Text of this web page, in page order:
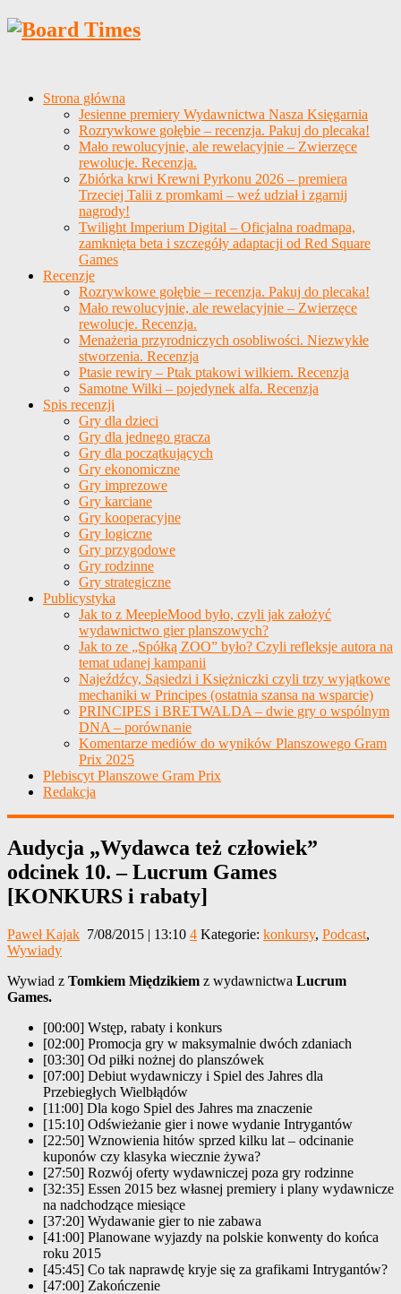
Strona główna
Jesienne premiery Wydawnictwa Nasza Księgarnia
Rozrywkowe gołębie – recenzja. Pakuj do plecaka!
Mało rewolucyjnie, ale rewelacyjnie – Zwierzęce
rewolucje. Recenzja.
Zbiórka krwi Krewni Pyrkonu 2026 – premiera
Trzeciej Talii z promkami – weź udział i zgarnij
nagrody!
Twilight Imperium Digital – Oficjalna roadmapa,
zamknięta beta i szczegóły adaptacji od Red Square
Games
Recenzje
Rozrywkowe gołębie – recenzja. Pakuj do plecaka!
Mało rewolucyjnie, ale rewelacyjnie – Zwierzęce
rewolucje. Recenzja.
Menażeria przyrodniczych osobliwości. Niezwykłe
stworzenia. Recenzja
Ptasie rewiry – Ptak ptakowi wilkiem. Recenzja
Samotne Wilki – pojedynek alfa. Recenzja
Spis recenzji
Gry dla dzieci
Gry dla jednego gracza
Gry dla początkujących
Gry ekonomiczne
Gry imprezowe
Gry karciane
Gry kooperacyjne
Gry logiczne
Gry przygodowe
Gry rodzinne
Gry strategiczne
Publicystyka
Jak to z MeepleMood było, czyli jak założyć
wydawnictwo gier planszowych?
Jak to ze „Spółką ZOO” było? Czyli refleksje autora na
temat udanej kampanii
Najeźdźcy, Sąsiedzi i Księżniczki czyli trzy wyjątkowe
mechaniki w Principes (ostatnia szansa na wsparcie)
PRINCIPES i BRETWALDA – dwie gry o wspólnym
DNA – porównanie
Komentarze mediów do wyników Planszowego Gram
Prix 2025
Plebiscyt Planszowe Gram Prix
Redakcja
Audycja „Wydawca też człowiek”
odcinek 10. – Lucrum Games
[KONKURS i rabaty]
Paweł Kajak 7/08/2015 | 13:10 4 Kategorie: konkursy, Podcast,
Wywiady
Wywiad z Tomkiem Międzikiem z wydawnictwa Lucrum
Games.
[00:00] Wstęp, rabaty i konkurs
[02:00] Promocja gry w maksymalnie dwóch zdaniach
[03:30] Od piłki nożnej do planszówek
[07:00] Debiut wydawniczy i Spiel des Jahres dla
Przebiegłych Wielbłądów
[11:00] Dla kogo Spiel des Jahres ma znaczenie
[15:10] Odświeżanie gier i nowe wydanie Intrygantów
[22:50] Wznowienia hitów sprzed kilku lat – odcinanie
kuponów czy klasyka wiecznie żywa?
[27:50] Rozwój oferty wydawniczej poza gry rodzinne
[32:35] Essen 2015 bez własnej premiery i plany wydawnicze
na nadchodzące miesiące
[37:20] Wydawanie gier to nie zabawa
[41:00] Planowane wyjazdy na polskie konwenty do końca
roku 2015
[45:45] Co tak naprawdę kryje się za grafikami Intrygantów?
[47:00] Zakończenie